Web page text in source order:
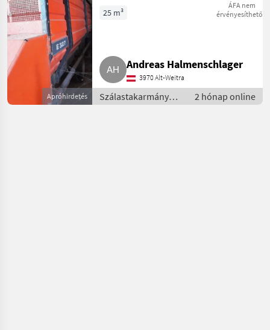
Apróhirdetés
ÁFA nem
érvényesíthető
25 m³
Andreas Halmenschlager
3970 Alt-Weitra
Szálastakarmány
betakarítók /
2 hónap online